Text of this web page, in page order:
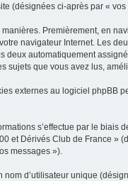
(désignées ci-après par « vos
Premièrement, en
navigateur Internet. Les
deux automatiquement
sujets que vous avez lus,
externes au logiciel phpBB
s’effectue par le biais
et Dérivés Club de France
messages »).
d’utilisateur unique